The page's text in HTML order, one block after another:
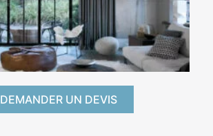
DEMANDER UN DEVIS